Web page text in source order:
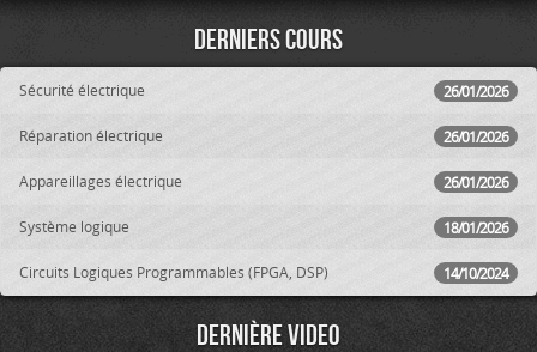
Derniers cours
26/01/2026
Sécurité électrique
26/01/2026
Réparation électrique
26/01/2026
Appareillages électrique
18/01/2026
Système logique
14/10/2024
Circuits Logiques Programmables (FPGA, DSP)
Dernière video